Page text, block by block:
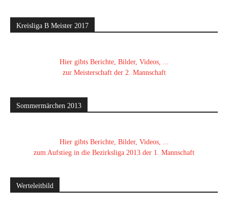
Kreisliga B Meister 2017
Hier gibts Berichte, Bilder, Videos, ...
zur Meisterschaft der 2. Mannschaft
Sommermärchen 2013
Hier gibts Berichte, Bilder, Videos, ...
zum Aufstieg in die Bezirksliga 2013 der 1. Mannschaft
Werteleitbild